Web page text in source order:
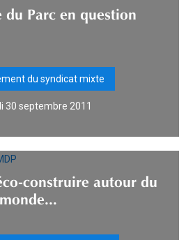
du Parc en question
du syndicat mixte
30 septembre 2011
construire autour du
monde...